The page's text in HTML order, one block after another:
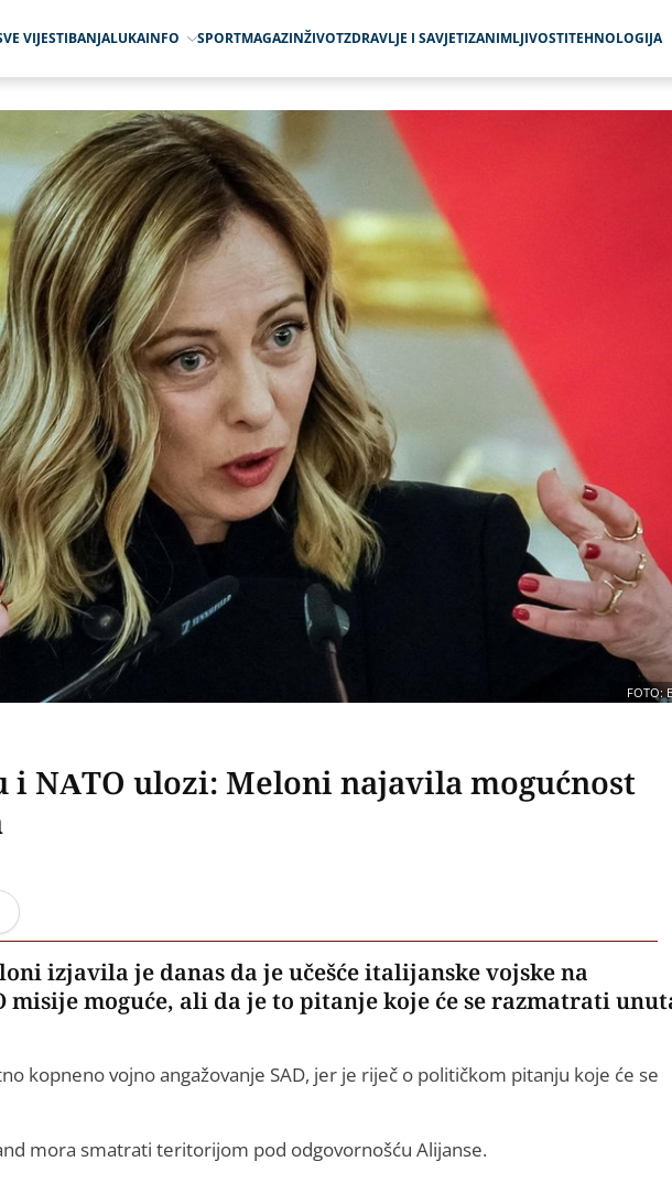
VIJESTIBANJALUKAINFO SPORTMAGAZINŽIVOTZDRAVLJE I SAVJETIZANIMLJIVOSTITEHNOLOGIJA
FOTO:
NATO ulozi: Meloni najavila mogućnost
izjavila je danas da je učešće italijanske vojske na
misije moguće, ali da je to pitanje koje će se razmatrati
kopneno vojno angažovanje SAD, jer je riječ o političkom pitanju koje će se
mora smatrati teritorijom pod odgovornošću Alijanse.